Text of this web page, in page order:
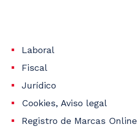
Laboral
Fiscal
Jurídico
Cookies, Aviso legal
Registro de Marcas Online